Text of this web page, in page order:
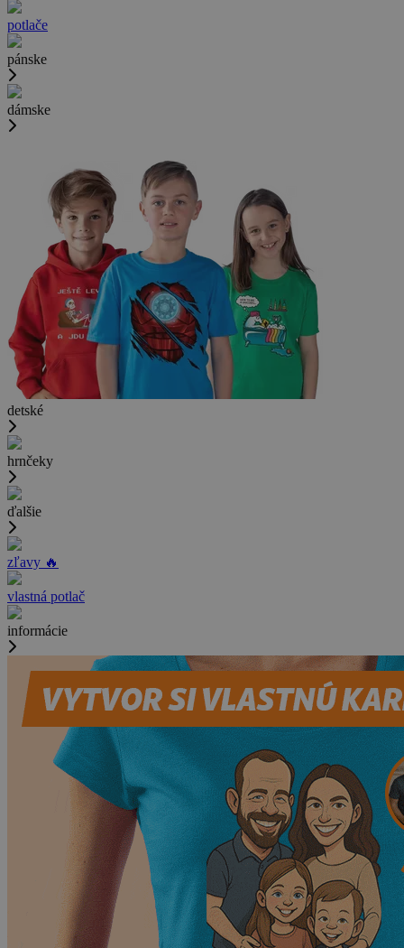
potlače
pánske
dámske
detské
hrnčeky
ďalšie
zľavy 🔥
vlastná potlač
informácie